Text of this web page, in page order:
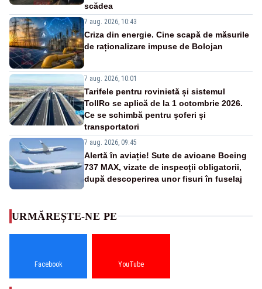
scădea
7 aug. 2026, 10:43
Criza din energie. Cine scapă de măsurile
de raționalizare impuse de Bolojan
7 aug. 2026, 10:01
Tarifele pentru rovinietă și sistemul
TollRo se aplică de la 1 octombrie 2026.
Ce se schimbă pentru șoferi și
transportatori
7 aug. 2026, 09:45
Alertă în aviație! Sute de avioane Boeing
737 MAX, vizate de inspecții obligatorii,
după descoperirea unor fisuri în fuselaj
URMĂREȘTE-NE PE
Facebook YouTube